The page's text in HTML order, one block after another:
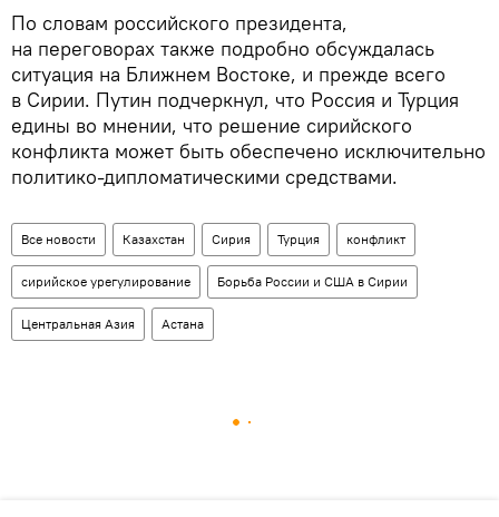
По словам российского президента,
на переговорах также подробно обсуждалась
ситуация на Ближнем Востоке, и прежде всего
в Сирии. Путин подчеркнул, что Россия и Турция
едины во мнении, что решение сирийского
конфликта может быть обеспечено исключительно
политико-дипломатическими средствами.
Все новости Казахстан Сирия Турция конфликт
сирийское урегулирование Борьба России и США в Сирии
Центральная Азия Астана